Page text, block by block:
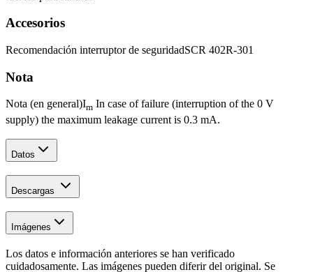
Accesorios
Recomendación interruptor de seguridadSCR 402R-301
Nota
Nota (en general)Im In case of failure (interruption of the 0 V
supply) the maximum leakage current is 0.3 mA.
Datos
Descargas
Imágenes
Los datos e información anteriores se han verificado
cuidadosamente. Las imágenes pueden diferir del original. Se